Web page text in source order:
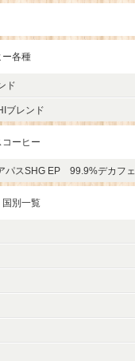
ー各種
ド
ブレンド
ーヒー
パスSHG EP 99.9%デカフェ
別一覧